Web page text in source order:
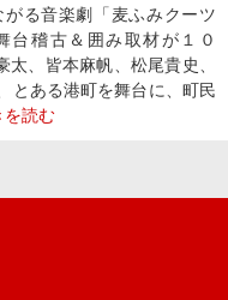
る音楽劇「麦ふみクーツ
台稽古＆囲み取材が１０
、皆本麻帆、松尾貴史、
ある港町を舞台に、町民
を読む